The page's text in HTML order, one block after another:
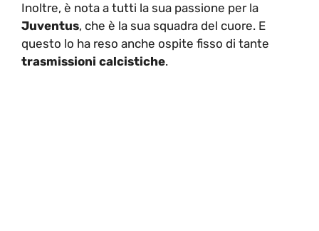
Inoltre, è nota a tutti la sua passione per la
Juventus, che è la sua squadra del cuore. E
questo lo ha reso anche ospite fisso di tante
trasmissioni calcistiche.